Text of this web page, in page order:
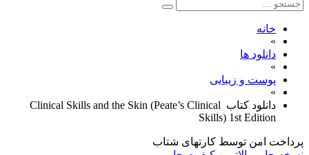
خانه
»
دانلود ها
»
پوست و زیبایی
»
دانلود کتاب Clinical Skills and the Skin (Peate’s Clinical
Skills) 1st Edition
پرداخت امن توسط کارتهای شتاب